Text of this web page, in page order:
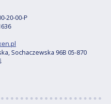
20-00-P
Sochaczewska 96B 05-870